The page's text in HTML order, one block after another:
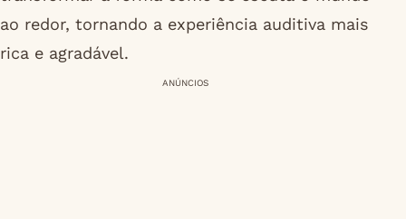
ao redor, tornando a experiência auditiva mais
rica e agradável.
ANÚNCIOS